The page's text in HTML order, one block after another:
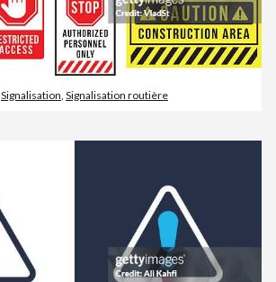
Signalisation Signalisation routière